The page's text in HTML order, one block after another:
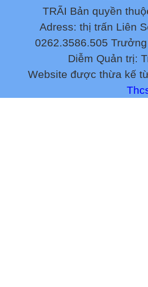
TRÃI Bản quyền
Adress: thị trấn Liên
0262.3586.505
Diễm Quản trị:
Website được thừa kế